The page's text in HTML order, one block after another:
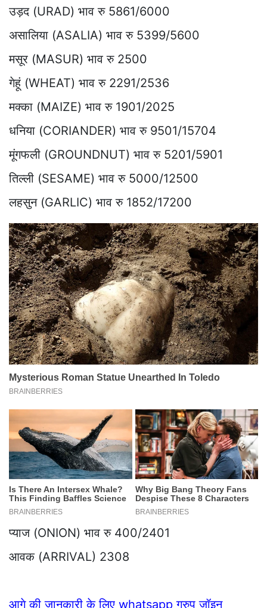
उड़द (URAD) भाव रु 5861/6000
असालिया (ASALIA) भाव रु 5399/5600
मसूर (MASUR) भाव रु 2500
गेहूं (WHEAT) भाव रु 2291/2536
मक्का (MAIZE) भाव रु 1901/2025
धनिया (CORIANDER) भाव रु 9501/15704
मूंगफली (GROUNDNUT) भाव रु 5201/5901
तिल्ली (SESAME) भाव रु 5000/12500
लहसुन (GARLIC) भाव रु 1852/17200
प्याज (ONION) भाव रु 400/2401
आवक (ARRIVAL) 2308
आगे की जानकारी के लिए whatsapp ग्रुप जॉइन